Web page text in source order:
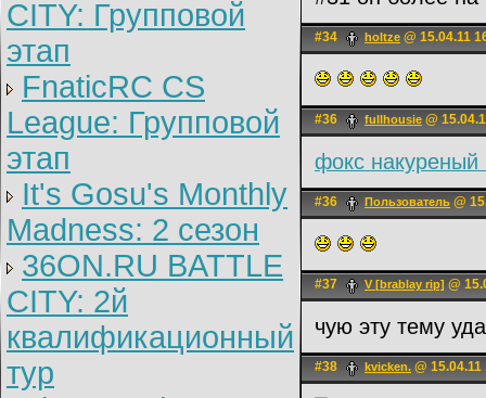
CITY: Групповой
этап
FnaticRC CS
League: Групповой
этап
It's Gosu's Monthly
Madness: 2 сезон
36ON.RU BATTLE
CITY: 2й
квалификационный
тур
#34 holtze @ 15.04.11
#36 fullhousie @
фокс
#36 Пользователь @
#37 V [brablay rip] @
чую эту тему
#38 kvicken. @ 15.04.11